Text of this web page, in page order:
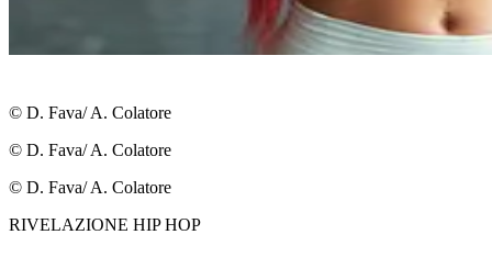
© D. Fava/ A. Colatore
© D. Fava/ A. Colatore
© D. Fava/ A. Colatore
RIVELAZIONE HIP HOP